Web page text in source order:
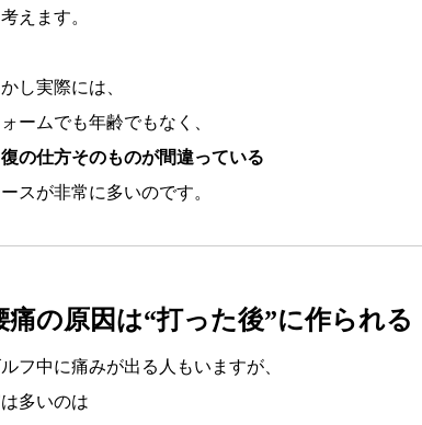
えます。
し実際には、
ームでも年齢でもなく、
の仕方そのものが間違っている
スが非常に多いのです。
痛の原因は“打った後”に作られる
フ中に痛みが出る人もいますが、
多いのは